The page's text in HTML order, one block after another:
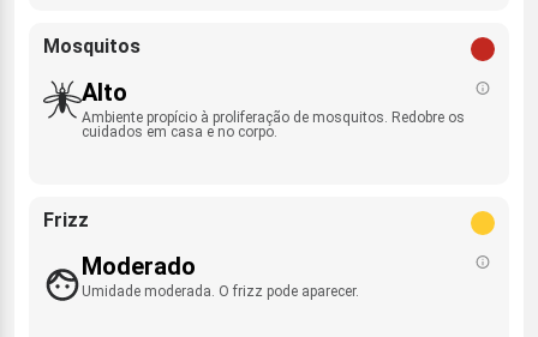
Mosquitos
Alto
Ambiente propício à proliferação de mosquitos. Redobre os
cuidados em casa e no corpo.
Frizz
Moderado
Umidade moderada. O frizz pode aparecer.